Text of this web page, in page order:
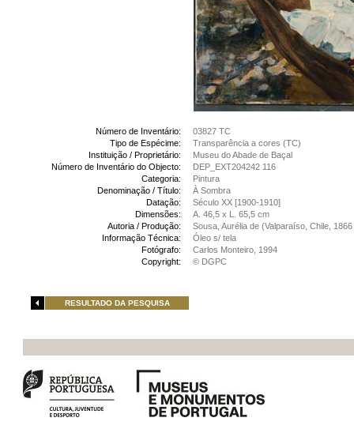
Número de Inventário:
03827 TC
Tipo de Espécime:
Transparência a cores (TC)
Instituição / Proprietário:
Museu do Abade de Baçal
Número de Inventário do Objecto:
DEP_EXT204242 116
Categoria:
Pintura
Denominação / Título:
À Sombra
Datação:
Século XX [1900-1910]
Dimensões:
A. 46,5 x L. 65,5 cm
Autoria / Produção:
Sousa, Aurélia de (Valparaíso, Chile,
Informação Técnica:
Óleo s/ tela
Fotógrafo:
Carlos Monteiro, 1994
Copyright:
© DGPC
RESULTADO DA PESQUISA